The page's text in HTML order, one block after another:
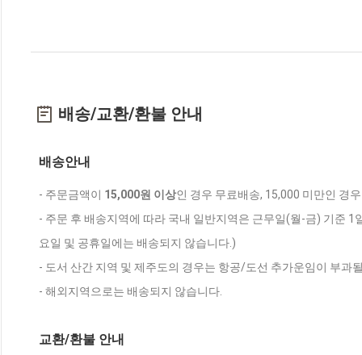
배송/교환/환불 안내
배송안내
- 주문금액이 15,000원 이상인 경우 무료배송, 15,000 미만인 경
- 주문 후 배송지역에 따라 국내 일반지역은 근무일(월-금) 기준
요일 및 공휴일에는 배송되지 않습니다.)
- 도서 산간 지역 및 제주도의 경우는 항공/도선 추가운임이 부과
- 해외지역으로는 배송되지 않습니다.
교환/환불 안내